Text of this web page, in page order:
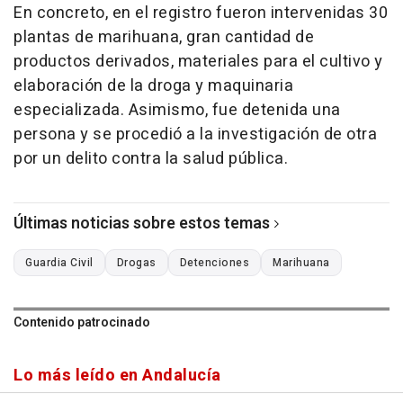
En concreto, en el registro fueron intervenidas 30
plantas de marihuana, gran cantidad de
productos derivados, materiales para el cultivo y
elaboración de la droga y maquinaria
especializada. Asimismo, fue detenida una
persona y se procedió a la investigación de otra
por un delito contra la salud pública.
Últimas noticias sobre estos temas
Guardia Civil Drogas Detenciones Marihuana
Contenido patrocinado
Lo más leído en Andalucía